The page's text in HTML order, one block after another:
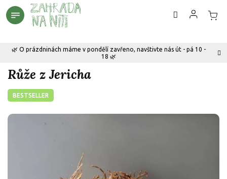
Přejít
na
🌿 O prázdninách máme v pondělí zavřeno, navštivte nás út - pá 10 -
18 🌿
Růže z Jericha
BESTSELLER